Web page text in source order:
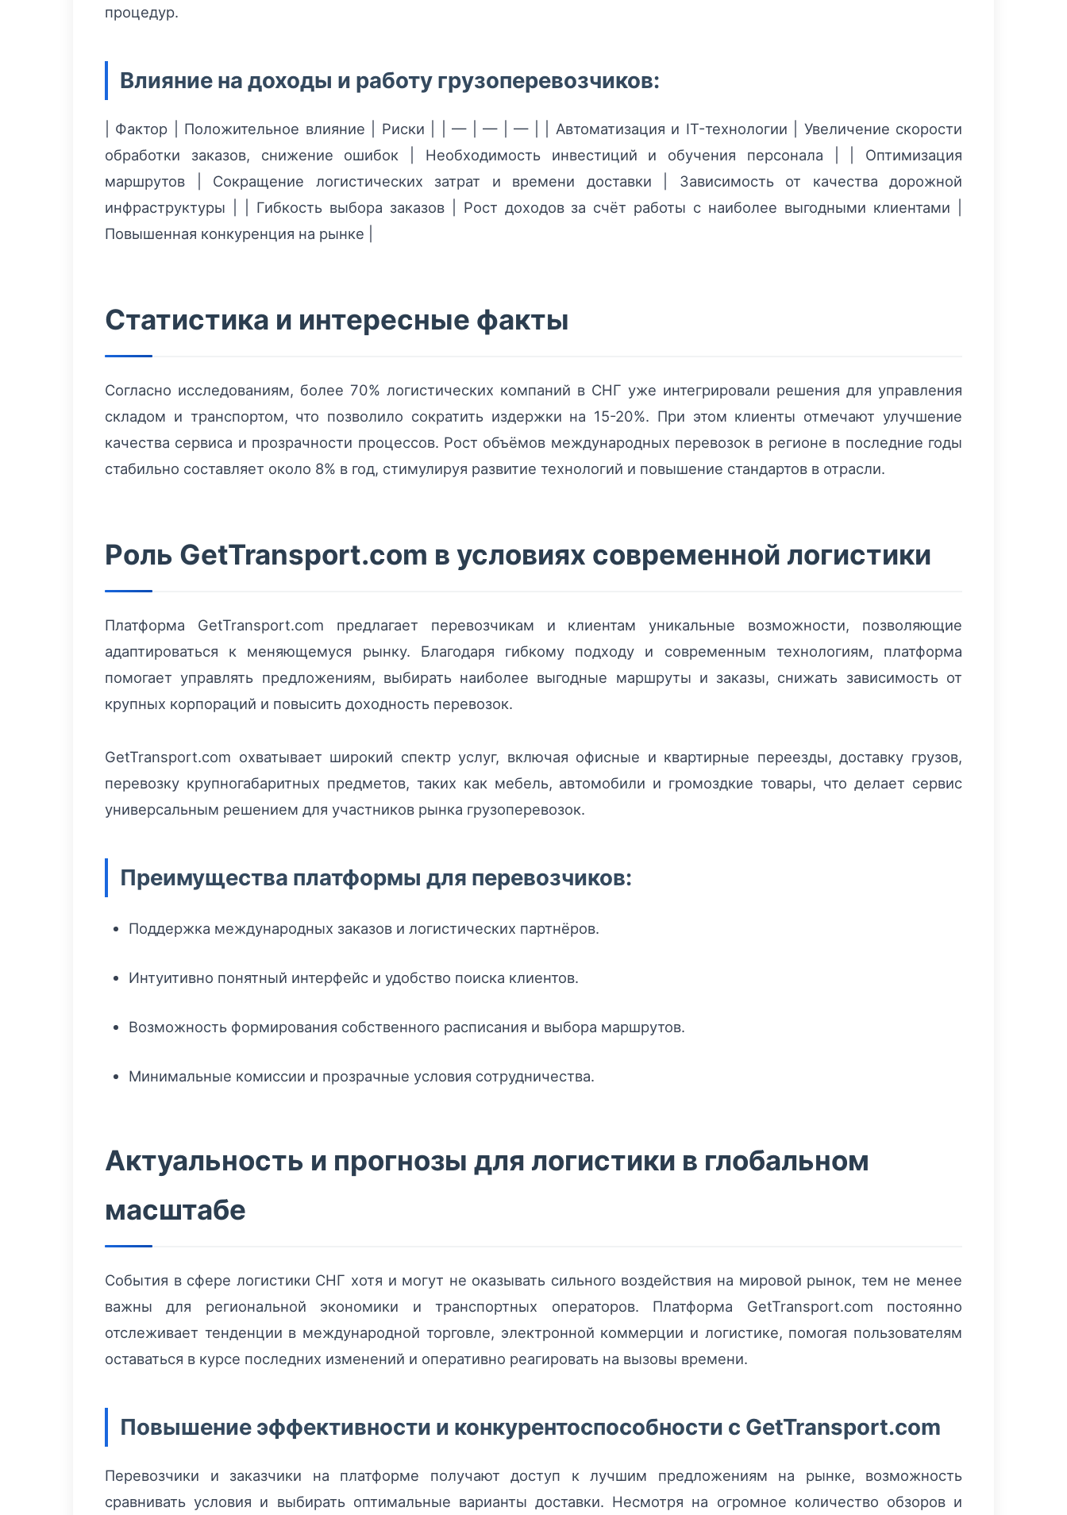
процедур.
Влияние на доходы и работу грузоперевозчиков:
| Фактор | Положительное влияние | Риски | | — | — | — | | Автоматизация и IT-технологии | Увеличение скорости
обработки заказов, снижение ошибок | Необходимость инвестиций и обучения персонала | | Оптимизация
маршрутов | Сокращение логистических затрат и времени доставки | Зависимость от качества дорожной
инфраструктуры | | Гибкость выбора заказов | Рост доходов за счёт работы с наиболее выгодными клиентами |
Повышенная конкуренция на рынке |
Статистика и интересные факты
Согласно исследованиям, более 70% логистических компаний в СНГ уже интегрировали решения для управления
складом и транспортом, что позволило сократить издержки на 15-20%. При этом клиенты отмечают улучшение
качества сервиса и прозрачности процессов. Рост объёмов международных перевозок в регионе в последние годы
стабильно составляет около 8% в год, стимулируя развитие технологий и повышение стандартов в отрасли.
Роль GetTransport.com в условиях современной логистики
Платформа GetTransport.com предлагает перевозчикам и клиентам уникальные возможности, позволяющие
адаптироваться к меняющемуся рынку. Благодаря гибкому подходу и современным технологиям, платформа
помогает управлять предложениям, выбирать наиболее выгодные маршруты и заказы, снижать зависимость от
крупных корпораций и повысить доходность перевозок.
GetTransport.com охватывает широкий спектр услуг, включая офисные и квартирные переезды, доставку грузов,
перевозку крупногабаритных предметов, таких как мебель, автомобили и громоздкие товары, что делает сервис
универсальным решением для участников рынка грузоперевозок.
Преимущества платформы для перевозчиков:
Поддержка международных заказов и логистических партнёров.
Интуитивно понятный интерфейс и удобство поиска клиентов.
Возможность формирования собственного расписания и выбора маршрутов.
Минимальные комиссии и прозрачные условия сотрудничества.
Актуальность и прогнозы для логистики в глобальном
масштабе
События в сфере логистики СНГ хотя и могут не оказывать сильного воздействия на мировой рынок, тем не менее
важны для региональной экономики и транспортных операторов. Платформа GetTransport.com постоянно
отслеживает тенденции в международной торговле, электронной коммерции и логистике, помогая пользователям
оставаться в курсе последних изменений и оперативно реагировать на вызовы времени.
Повышение эффективности и конкурентоспособности с GetTransport.com
Перевозчики и заказчики на платформе получают доступ к лучшим предложениям на рынке, возможность
сравнивать условия и выбирать оптимальные варианты доставки. Несмотря на огромное количество обзоров и